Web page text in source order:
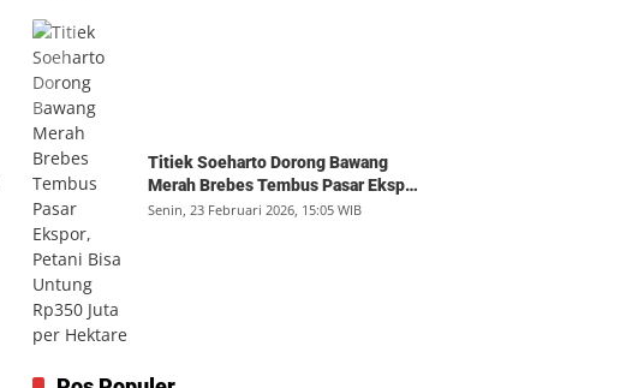
Titiek Soeharto Dorong Bawang
Merah Brebes Tembus Pasar Ekspor,
Petani Bisa Untung Rp350 Juta per
Senin, 23 Februari 2026, 15:05 WIB